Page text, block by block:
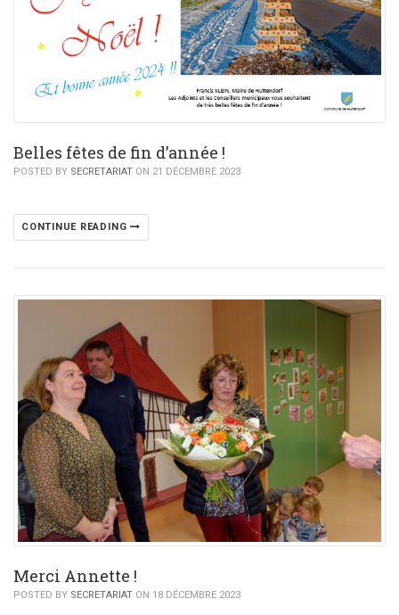
Belles fêtes de fin d’année !
POSTED BY SECRETARIAT ON 21 DÉCEMBRE 2023
CONTINUE READING
Merci Annette !
POSTED BY SECRETARIAT ON 18 DÉCEMBRE 2023